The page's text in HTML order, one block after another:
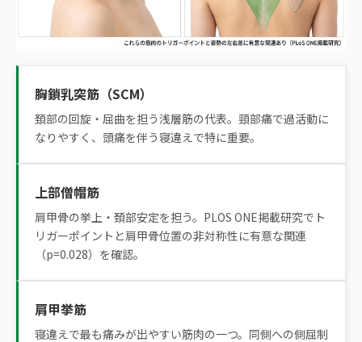
胸鎖乳突筋（SCM）
頚部の回旋・屈曲を担う浅層筋の代表。頸部痛で過活動に
なりやすく、頭痛を伴う寝違えで特に重要。
上部僧帽筋
肩甲骨の挙上・頚部安定を担う。PLOS ONE掲載研究でト
リガーポイントと肩甲骨位置の非対称性に有意な関連
（p=0.028）を確認。
肩甲挙筋
寝違えで最も痛みが出やすい筋肉の一つ。同側への側屈制